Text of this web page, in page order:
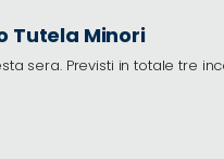
Tutela Minori
sera. Previsti in totale tre